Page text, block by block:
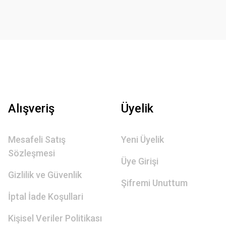
Alışveriş
Mesafeli Satış
Sözleşmesi
Gizlilik ve Güvenlik
İptal İade Koşullari
Kişisel Veriler Politikası
Üyelik
Yeni Üyelik
Üye Girişi
Şifremi Unuttum